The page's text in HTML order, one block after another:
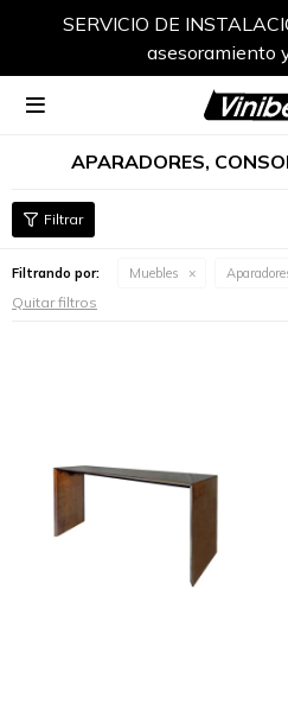
SERVICIO DE
asesoramiento

APARADORES,
Filtrando por: Muebles
Quitar filtros